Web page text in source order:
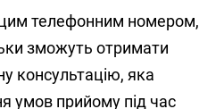
телефонним номером,
зможуть отримати
консультацію, яка
умов прийому під час